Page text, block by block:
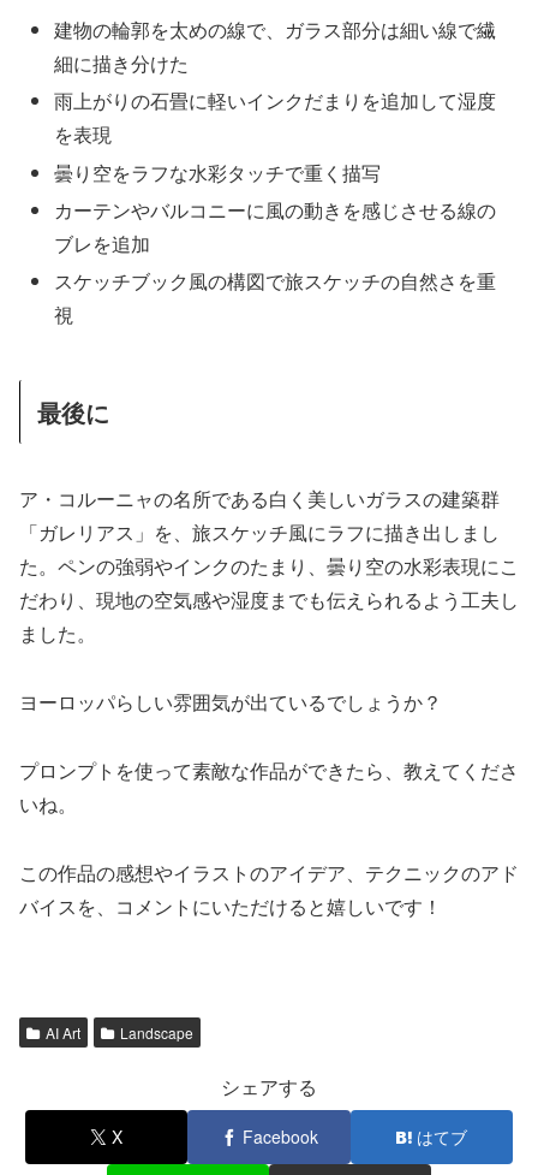
建物の輪郭を太めの線で、ガラス部分は細い線で繊
細に描き分けた
雨上がりの石畳に軽いインクだまりを追加して湿度
を表現
曇り空をラフな水彩タッチで重く描写
カーテンやバルコニーに風の動きを感じさせる線の
ブレを追加
スケッチブック風の構図で旅スケッチの自然さを重
視
最後に
ア・コルーニャの名所である白く美しいガラスの建築群
「ガレリアス」を、旅スケッチ風にラフに描き出しまし
た。ペンの強弱やインクのたまり、曇り空の水彩表現にこ
だわり、現地の空気感や湿度までも伝えられるよう工夫し
ました。
ヨーロッパらしい雰囲気が出ているでしょうか？
プロンプトを使って素敵な作品ができたら、教えてくださ
いね。
この作品の感想やイラストのアイデア、テクニックのアド
バイスを、コメントにいただけると嬉しいです！
AI Art Landscape
シェアする
X Facebook はてブ